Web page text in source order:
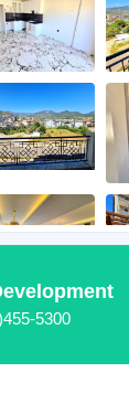
5300